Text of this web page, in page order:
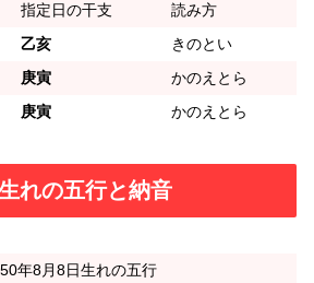
指定日の干支
読み方
乙亥
きのとい
庚寅
かのえとら
庚寅 かのえとら
れの五行と納音
年8月8日生れの五行